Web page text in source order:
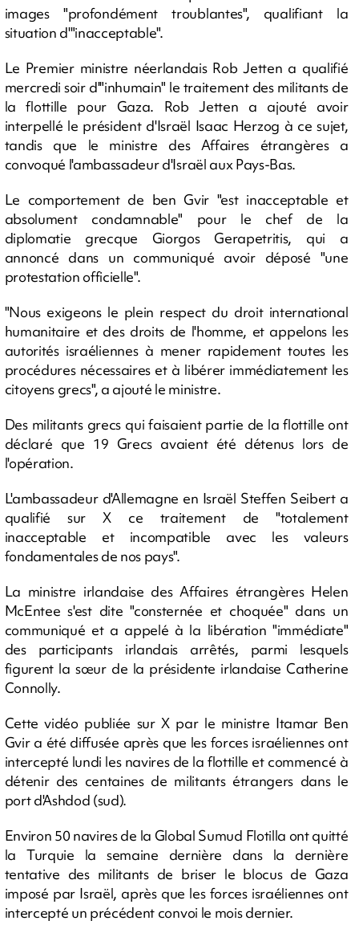
images "profondément troublantes", qualifiant la
situation d'"inacceptable".
Le Premier ministre néerlandais Rob Jetten a qualifié
mercredi soir d'"inhumain" le traitement des militants de
la flottille pour Gaza. Rob Jetten a ajouté avoir
interpellé le président d'Israël Isaac Herzog à ce sujet,
tandis que le ministre des Affaires étrangères a
convoqué l'ambassadeur d'Israël aux Pays-Bas.
Le comportement de ben Gvir "est inacceptable et
absolument condamnable" pour le chef de la
diplomatie grecque Giorgos Gerapetritis, qui a
annoncé dans un communiqué avoir déposé "une
protestation officielle".
"Nous exigeons le plein respect du droit international
humanitaire et des droits de l'homme, et appelons les
autorités israéliennes à mener rapidement toutes les
procédures nécessaires et à libérer immédiatement les
citoyens grecs", a ajouté le ministre.
Des militants grecs qui faisaient partie de la flottille ont
déclaré que 19 Grecs avaient été détenus lors de
l'opération.
L'ambassadeur d'Allemagne en Israël Steffen Seibert a
qualifié sur X ce traitement de "totalement
inacceptable et incompatible avec les valeurs
fondamentales de nos pays".
La ministre irlandaise des Affaires étrangères Helen
McEntee s'est dite "consternée et choquée" dans un
communiqué et a appelé à la libération "immédiate"
des participants irlandais arrêtés, parmi lesquels
figurent la sœur de la présidente irlandaise Catherine
Connolly.
Cette vidéo publiée sur X par le ministre Itamar Ben
Gvir a été diffusée après que les forces israéliennes ont
intercepté lundi les navires de la flottille et commencé à
détenir des centaines de militants étrangers dans le
port d'Ashdod (sud).
Environ 50 navires de la Global Sumud Flotilla ont quitté
la Turquie la semaine dernière dans la dernière
tentative des militants de briser le blocus de Gaza
imposé par Israël, après que les forces israéliennes ont
intercepté un précédent convoi le mois dernier.